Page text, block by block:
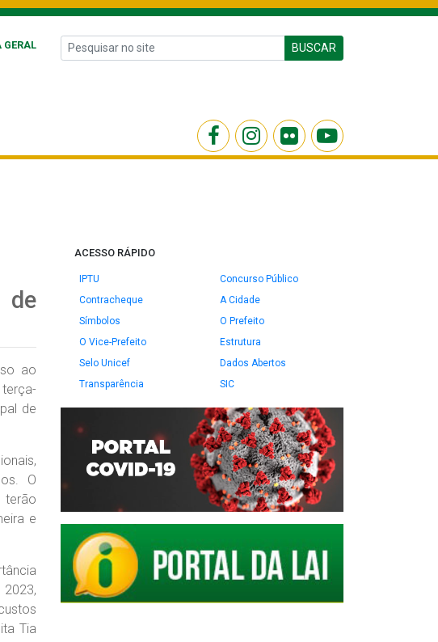
GERAL BUSCAR
de
ao
de
O
terão
e
Tia
ACESSO RÁPIDO
IPTU
Concurso Público
Contracheque
A Cidade
Símbolos
O Prefeito
O Vice-Prefeito
Estrutura
Selo Unicef
Dados Abertos
Transparência
SIC